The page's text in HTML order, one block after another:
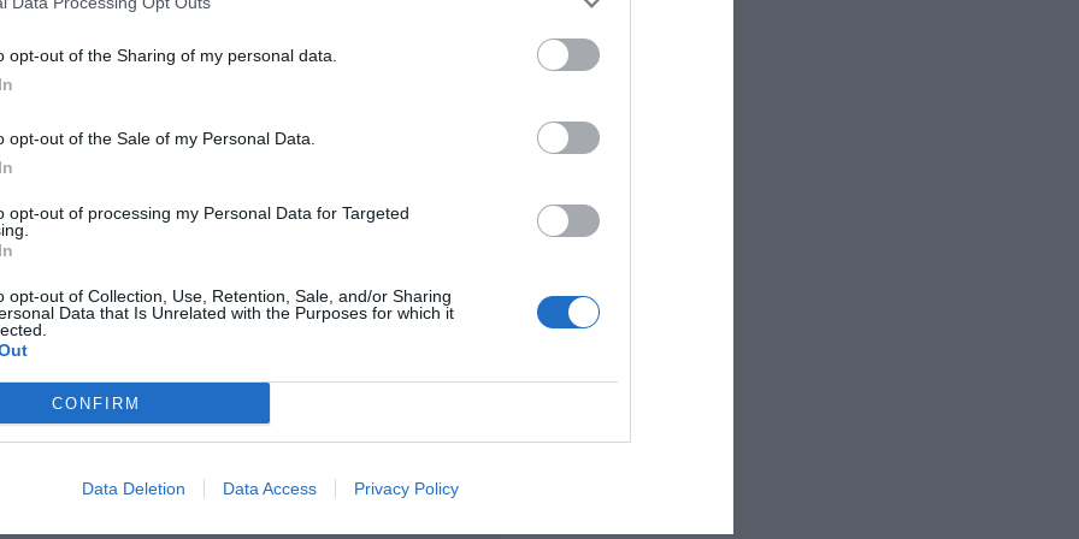
opt-out of the Sharing of my personal data.
opt-out of the Sale of my Personal Data.
opt-out of processing my Personal Data for Targeted
opt-out of Collection, Use, Retention, Sale, and/or Sharing
Data that Is Unrelated with the Purposes for which it
CONFIRM
Data Deletion Data Access Privacy Policy
volver. Según lo publicado, al menos uno de
por miembros de seguridad fuera de las
Francisco (California, Estados Unidos). Musk ha
asocial asegurando que "el pájaro [en
liberado".
recibirán 54,20 dólares por cada
del magnate, que ya ha anunciado sus
de contenido de la red social
de expresión", según ha recogido la cadena